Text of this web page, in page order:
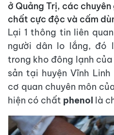
ở Quảng Trị, các
chất cực độc và cấm
Lại 1 thông tin liên
người dân lo lắng, đó
trong kho đông lạnh
sản tại huyện Vĩnh
cơ quan chuyên môn
hiện có chất phenol là